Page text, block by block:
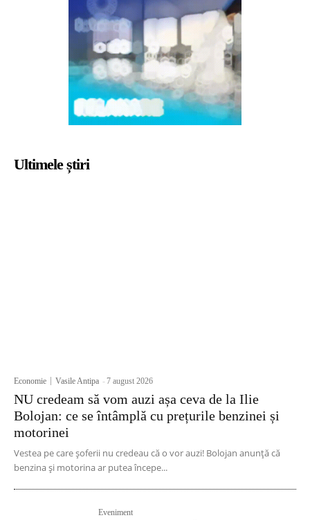
Ultimele știri
Economie Vasile Antipa -7 august 2026
NU credeam să vom auzi așa ceva de la Ilie
Bolojan: ce se întâmplă cu prețurile benzinei și
motorinei
Vestea pe care șoferii nu credeau că o vor auzi! Bolojan anunță că
benzina și motorina ar putea începe...
Eveniment